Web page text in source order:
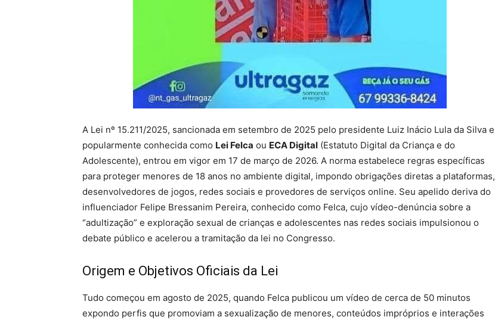
A Lei nº 15.211/2025, sancionada em setembro de 2025 pelo presidente Luiz Inácio Lula da Silva e
popularmente conhecida como Lei Felca ou ECA Digital (Estatuto Digital da Criança e do
Adolescente), entrou em vigor em 17 de março de 2026. A norma estabelece regras específicas
para proteger menores de 18 anos no ambiente digital, impondo obrigações diretas a plataformas,
desenvolvedores de jogos, redes sociais e provedores de serviços online. Seu apelido deriva do
influenciador Felipe Bressanim Pereira, conhecido como Felca, cujo vídeo-denúncia sobre a
“adultização” e exploração sexual de crianças e adolescentes nas redes sociais impulsionou o
debate público e acelerou a tramitação da lei no Congresso.
Origem e Objetivos Oficiais da Lei
Tudo começou em agosto de 2025, quando Felca publicou um vídeo de cerca de 50 minutos
expondo perfis que promoviam a sexualização de menores, conteúdos impróprios e interações